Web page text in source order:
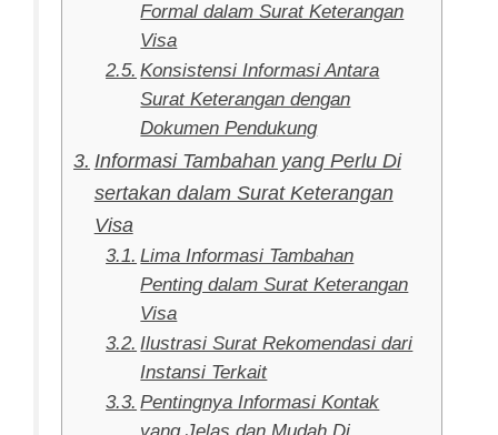
Formal dalam Surat Keterangan
Visa
Konsistensi Informasi Antara
Surat Keterangan dengan
Dokumen Pendukung
Informasi Tambahan yang Perlu Di
sertakan dalam Surat Keterangan
Visa
Lima Informasi Tambahan
Penting dalam Surat Keterangan
Visa
Ilustrasi Surat Rekomendasi dari
Instansi Terkait
Pentingnya Informasi Kontak